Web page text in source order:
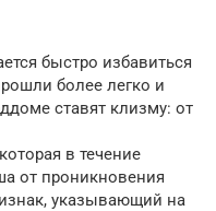
быстро избавиться
более легко и
ставят клизму: от
в течение
от проникновения
указывающий на